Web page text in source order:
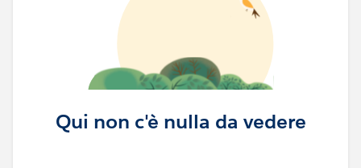
Qui non c'è nulla da vedere